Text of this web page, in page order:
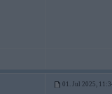
01. Jul 2025,